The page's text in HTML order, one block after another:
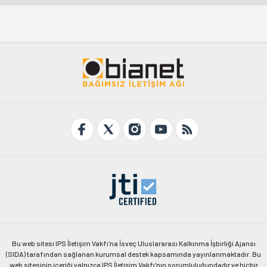
Bu web sitesi IPS İletişim Vakfı'na İsveç Uluslararası Kalkınma İşbirliği Ajansı
(SIDA) tarafından sağlanan kurumsal destek kapsamında yayınlanmaktadır. Bu
web sitesinin içeriği yalnızca IPS İletişim Vakfı'nın sorumluluğundadır ve hiçbir